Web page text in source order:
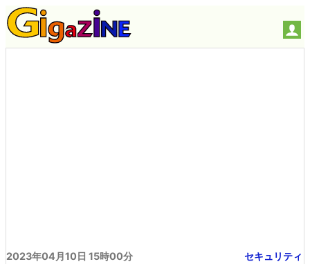
2023年04月10日 15時00分 セキュリティ